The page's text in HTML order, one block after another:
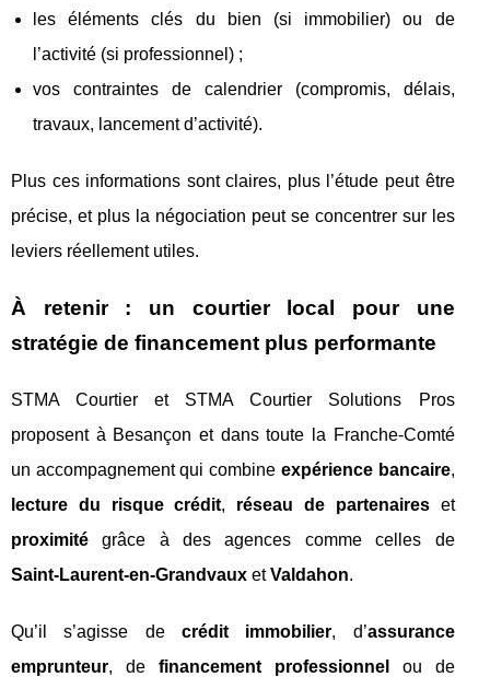
les éléments clés du bien (si immobilier) ou de
l’activité (si professionnel) ;
vos contraintes de calendrier (compromis, délais,
travaux, lancement d’activité).
Plus ces informations sont claires, plus l’étude peut être
précise, et plus la négociation peut se concentrer sur les
leviers réellement utiles.
À retenir : un courtier local pour une
stratégie de financement plus performante
STMA Courtier et STMA Courtier Solutions Pros
proposent à Besançon et dans toute la Franche‑Comté
un accompagnement qui combine expérience bancaire,
lecture du risque crédit, réseau de partenaireset
proximité grâce à des agences comme celles de
Saint‑Laurent‑en‑Grandvaux etValdahon.
Qu’il s’agisse de crédit immobilier, d’assurance
emprunteur, de financement professionnel ou de